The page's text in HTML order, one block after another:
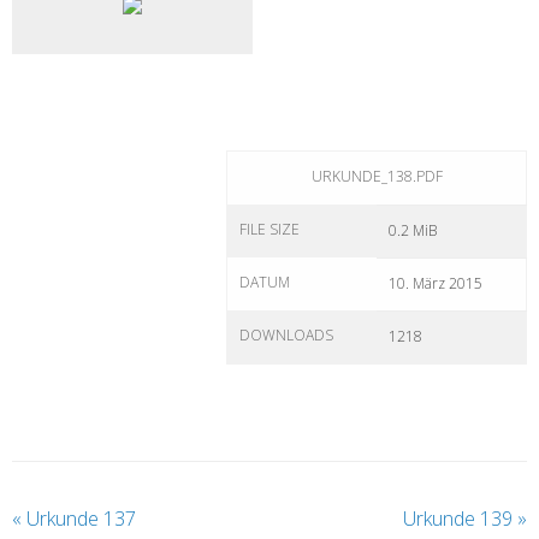
URKUNDE_138.PDF
FILE SIZE 0.2 MiB
DATUM 10. März 2015
DOWNLOADS 1218
« Urkunde 137 Urkunde 139 »